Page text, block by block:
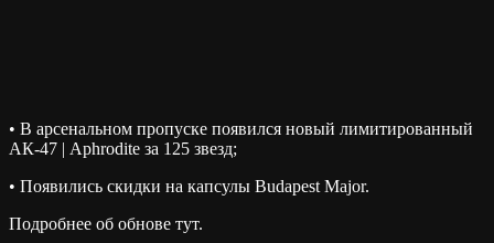
• В арсенальном пропуске появился новый лимитированный
АК-47 | Aphrodite за 125 звезд;
• Появились скидки на капсулы Budapest Major.
Подробнее об обнове тут.